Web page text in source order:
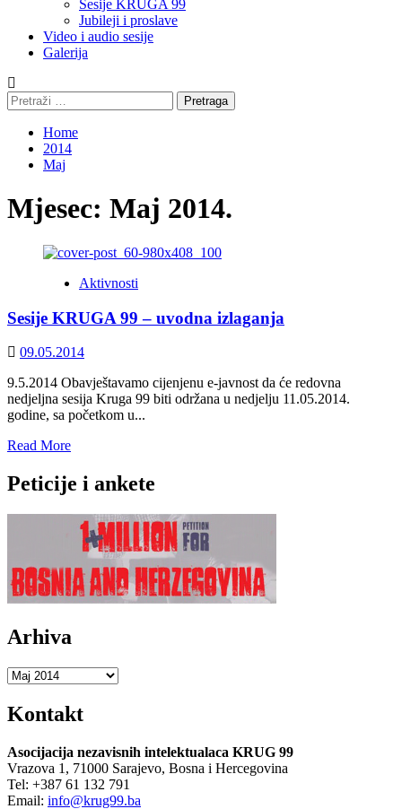
Sesije KRUGA 99
Jubileji i proslave
Video i audio sesije
Galerija
Pretraga:
Home
2014
Maj
Mjesec: Maj 2014.
Aktivnosti
Sesije KRUGA 99 – uvodna izlaganja
09.05.2014
9.5.2014 Obavještavamo cijenjenu e-javnost da će redovna
nedjeljna sesija Kruga 99 biti održana u nedjelju 11.05.2014.
godine, sa početkom u...
Read MoreRead
about
Sesije
99
uvodna
izlaganja
Peticije i ankete
Arhiva
Arhiva
Kontakt
Asocijacija nezavisnih intelektualaca KRUG 99
Vrazova 1, 71000 Sarajevo, Bosna i Hercegovina
Tel: +387 61 132 791
Email: info@krug99.ba